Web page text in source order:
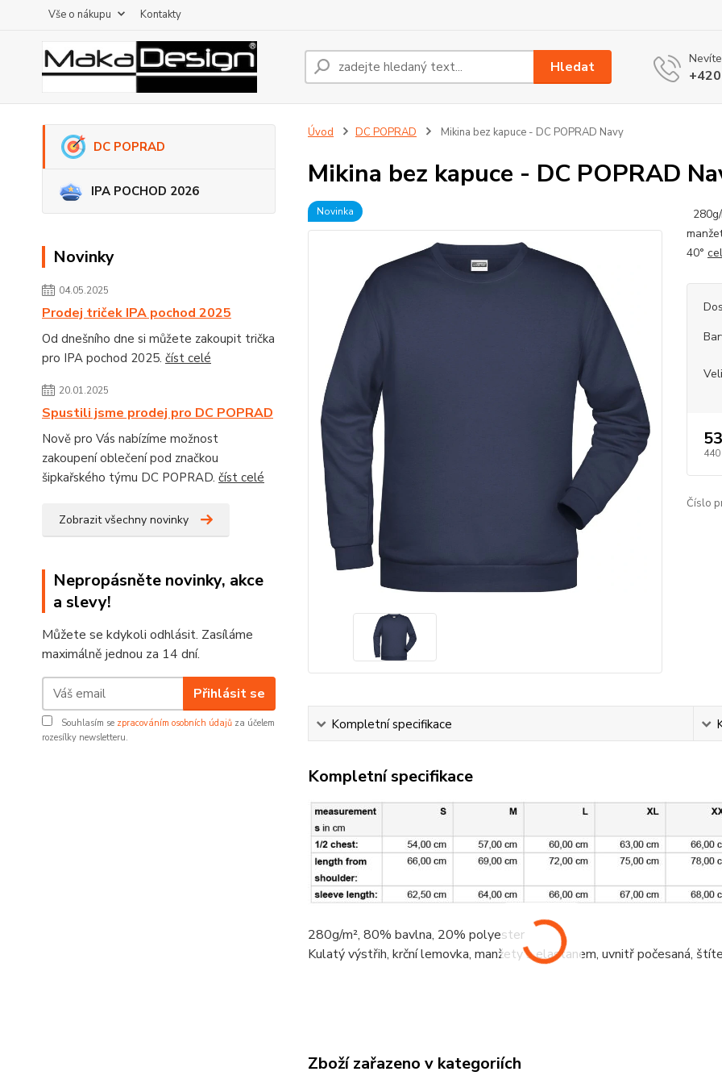
Vše o nákupu Kontakty
Hledat
DC POPRAD
IPA POCHOD 2026
Novinky
04.05.2025
Prodej triček IPA pochod 2025
Od dnešního dne si můžete zakoupit trička
pro IPA pochod 2025. číst celé
20.01.2025
Spustili jsme prodej pro DC POPRAD
Nově pro Vás nabízíme možnost
zakoupení oblečení pod značkou
šipkařského týmu DC POPRAD. číst celé
Zobrazit všechny novinky
Nepropásněte novinky, akce
a slevy!
Můžete se kdykoli odhlásit. Zasíláme
maximálně jednou za 14 dní.
Přihlásit se
Souhlasím se zpracováním osobních údajů za účelem
rozesílky newsletteru.
Úvod DC POPRAD Mikina bez kapuce - DC POPRAD Navy
Mikina bez kapuce - DC POPRAD
Novinka
40°
440
Číslo
Kompletní specifikace
Kompletní specifikace
280g/m², 80% bavlna, 20% polyester
Kulatý výstřih, krční lemovka, manžety s elastanem, uvnitř počesaná,
Zboží zařazeno v kategoriích